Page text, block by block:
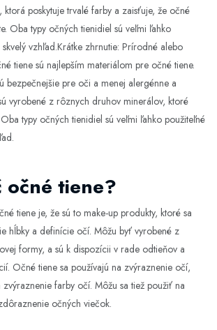
poskytuje trvalé farby a zaisťuje, že očné
Oba typy očných tienidiel sú veľmi ľahko
vzhľad.Krátke zhrnutie: Prírodné alebo
tiene sú najlepším materiálom pre očné tiene.
bezpečnejšie pre oči a menej alergénne a
vyrobené z rôznych druhov minerálov, ktoré
typy očných tienidiel sú veľmi ľahko použiteľné
očné tiene?
tiene je, že sú to make-up produkty, ktoré sa
hĺbky a definície očí. Môžu byť vyrobené z
formy, a sú k dispozícii v rade odtieňov a
Očné tiene sa používajú na zvýraznenie očí,
zvýraznenie farby očí. Môžu sa tiež použiť na
očných viečok.